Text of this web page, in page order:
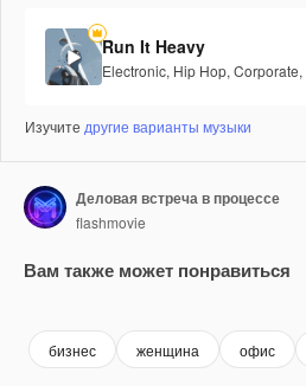
Run It Heavy
Electronic, Hip Hop, Corporate,
Изучите другие варианты музыки
Деловая встреча в процессе
flashmovie
Вам также может понравиться
бизнес женщина офис